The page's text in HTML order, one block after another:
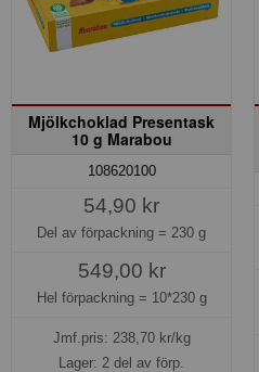
Mjölkchoklad Presentask
10 g Marabou
108620100
54,90 kr
Del av förpackning = 230 g
549,00 kr
Hel förpackning = 10*230 g
Jmf.pris: 238,70kr/kg
Lager: 2 del av förp.